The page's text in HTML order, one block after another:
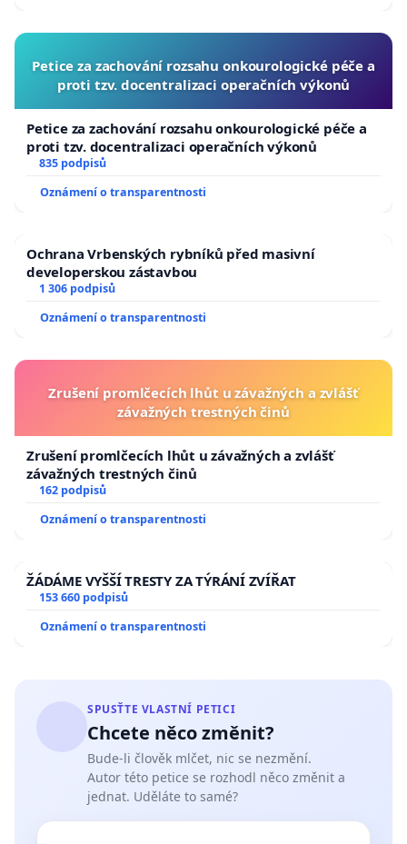
Petice za zachování rozsahu onkourologické péče a
proti tzv. docentralizaci operačních výkonů
Petice za zachování rozsahu onkourologické péče a
proti tzv. docentralizaci operačních výkonů
835 podpisů
Oznámení o transparentnosti
Ochrana Vrbenských rybníků před masivní
developerskou zástavbou
1 306 podpisů
Oznámení o transparentnosti
Zrušení promlčecích lhůt u závažných a zvlášť
závažných trestných činů
Zrušení promlčecích lhůt u závažných a zvlášť
závažných trestných činů
162 podpisů
Oznámení o transparentnosti
ŽÁDÁME VYŠŠÍ TRESTY ZA TÝRÁNÍ ZVÍŘAT
153 660 podpisů
Oznámení o transparentnosti
SPUSŤTE VLASTNÍ PETICI
Chcete něco změnit?
Bude-li člověk mlčet, nic se nezmění.
Autor této petice se rozhodl něco změnit a
jednat. Uděláte to samé?